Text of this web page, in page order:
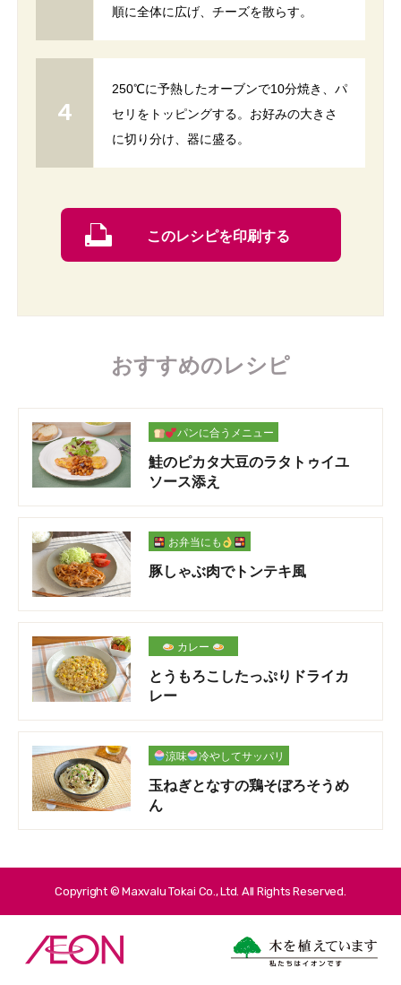
順に全体に広げ、チーズを散らす。
250℃に予熱したオーブンで10分焼き、パ
セリをトッピングする。お好みの大きさ
に切り分け、器に盛る。
このレシピを印刷する
おすすめのレシピ
パンに合うメニュー
鮭のピカタ大豆のラタトゥイユ
ソース添え
お弁当にも
豚しゃぶ肉でトンテキ風
カレー
とうもろこしたっぷりドライカ
レー
涼味 冷やしてサッパリ
玉ねぎとなすの鶏そぼろそうめ
ん
Copyright © Maxvalu Tokai Co., Ltd. All Rights Reserved.